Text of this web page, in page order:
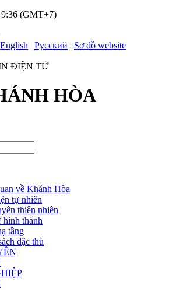
(GMT+7)
English | Русский | Sơ đồ website
ĐIỆN TỬ
HÒA
về Khánh Hòa
tự nhiên
thiên nhiên
hình thành
tầng
đặc thù